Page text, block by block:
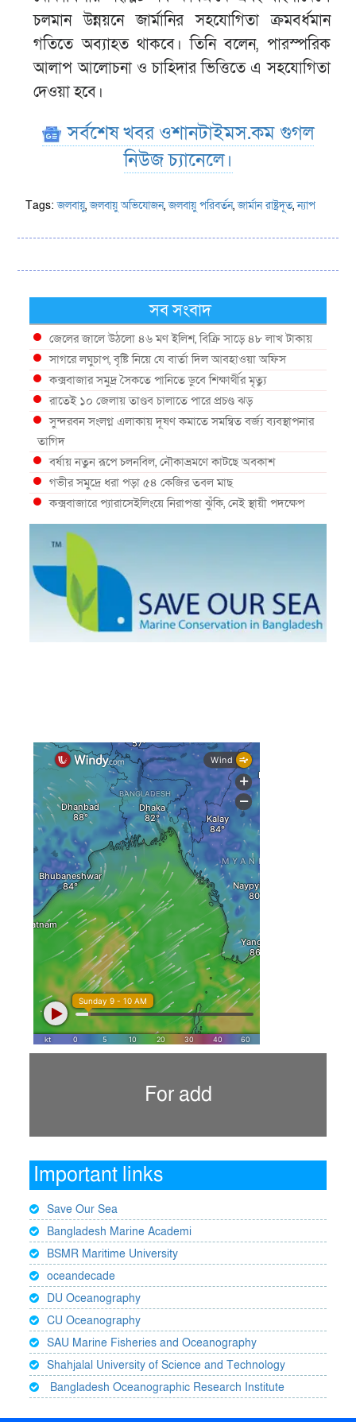
চলমান উন্নয়নে জার্মানির সহযোগিতা ক্রমবর্ধমান
গতিতে অব্যাহত থাকবে। তিনি বলেন, পারস্পরিক
আলাপ আলোচনা ও চাহিদার ভিত্তিতে এ সহযোগিতা
দেওয়া হবে।
সর্বশেষ খবর ওশানটাইমস.কম গুগল
নিউজ চ্যানেলে।
Tags:জলবায়ু,জলবায়ু অভিযোজন,জলবায়ু পরিবর্তন,জার্মান রাষ্ট্রদূত,ন্যাপ
সব সংবাদ
জেলের জালে উঠলো ৪৬ মণ ইলিশ, বিক্রি সাড়ে ৪৮ লাখ টাকায়
সাগরে লঘুচাপ, বৃষ্টি নিয়ে যে বার্তা দিল আবহাওয়া অফিস
কক্সবাজার সমুদ্র সৈকতে পানিতে ডুবে শিক্ষার্থীর মৃত্যু
রাতেই ১০ জেলায় তাণ্ডব চালাতে পারে প্রচণ্ড ঝড়
সুন্দরবন সংলগ্ন এলাকায় দূষণ কমাতে সমন্বিত বর্জ্য ব্যবস্থাপনার
তাগিদ
বর্ষায় নতুন রূপে চলনবিল, নৌকাভ্রমণে কাটছে অবকাশ
গভীর সমুদ্রে ধরা পড়া ৫৪ কেজির তবল মাছ
কক্সবাজারে প্যারাসেইলিংয়ে নিরাপত্তা ঝুঁকি, নেই স্থায়ী পদক্ষেপ
১৩ জেলায় ঝোড়ো হাওয়া-বজ্রবৃষ্টির শঙ্কা, নদীবন্দরে ১ নম্বর
সতর্কসংকেত
দেশের ৫ জেলায় বন্যার শঙ্কা
For add
Important links
Save Our Sea
Bangladesh Marine Academi
BSMR Maritime University
oceandecade
DU Oceanography
CU Oceanography
SAU Marine Fisheries and Oceanography
Shahjalal University of Science and Technology
Bangladesh Oceanographic Research Institute